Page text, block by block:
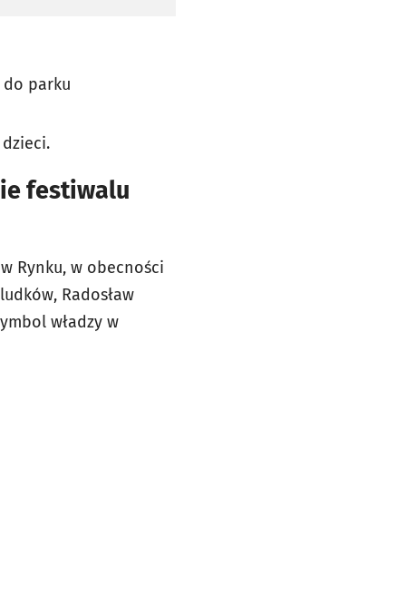
do parku
festiwalu
Rynku, w obecności
Radosław
władzy w